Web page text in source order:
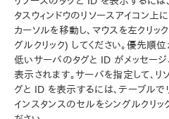
LifeKeeper for Windows クイ
クラウド環境における
について
LifeKeeper for Windows イン
タスウィンドウのリソースアイコン上
カーソルを移動し、マウスを左クリッ
グルクリック) してください。優先順
低いサーバのタグと ID がメッセー
表示されます。サーバを指定して、リ
グと ID を表示するには、テーブルで
インスタンスのセルをシングルクリッ